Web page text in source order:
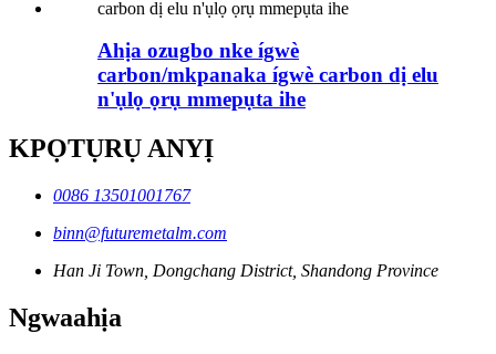
Ahịa ozugbo nke ígwè
carbon/mkpanaka ígwè carbon dị elu
n'ụlọ ọrụ mmepụta ihe
KPỌTỤRỤ ANYỊ
0086 13501001767
binn@futuremetalm.com
Han Ji Town, Dongchang District, Shandong Province
Ngwaahịa